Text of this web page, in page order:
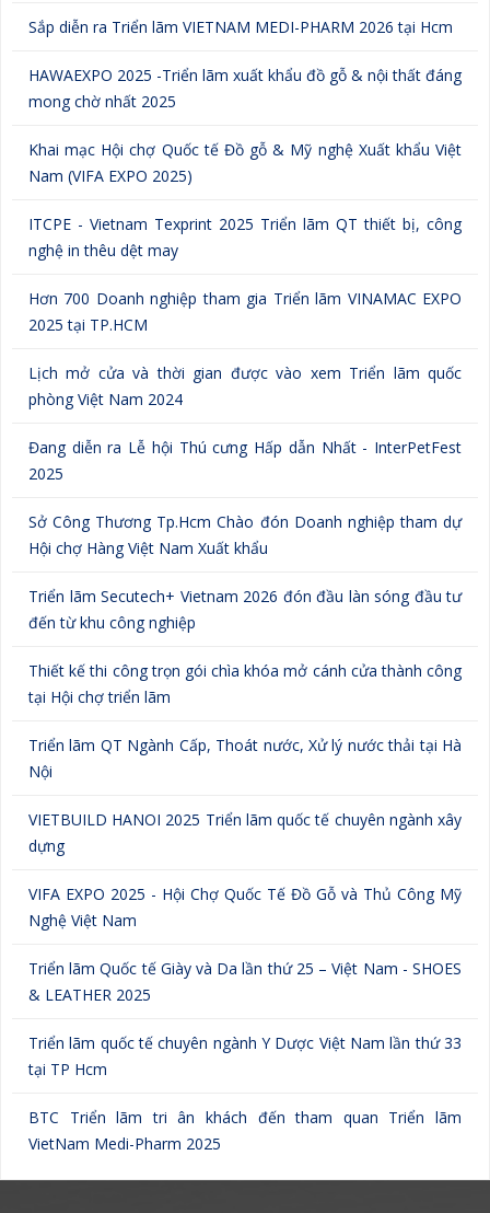
Sắp diễn ra Triển lãm VIETNAM MEDI-PHARM 2026 tại Hcm
HAWAEXPO 2025 -Triển lãm xuất khẩu đồ gỗ & nội thất đáng
mong chờ nhất 2025
Khai mạc Hội chợ Quốc tế Đồ gỗ & Mỹ nghệ Xuất khẩu Việt
Nam (VIFA EXPO 2025)
ITCPE - Vietnam Texprint 2025 Triển lãm QT thiết bị, công
nghệ in thêu dệt may
Hơn 700 Doanh nghiệp tham gia Triển lãm VINAMAC EXPO
2025 tại TP.HCM
Lịch mở cửa và thời gian được vào xem Triển lãm quốc
phòng Việt Nam 2024
Đang diễn ra Lễ hội Thú cưng Hấp dẫn Nhất - InterPetFest
2025
Sở Công Thương Tp.Hcm Chào đón Doanh nghiệp tham dự
Hội chợ Hàng Việt Nam Xuất khẩu
Triển lãm Secutech+ Vietnam 2026 đón đầu làn sóng đầu tư
đến từ khu công nghiệp
Thiết kế thi công trọn gói chìa khóa mở cánh cửa thành công
tại Hội chợ triển lãm
Triển lãm QT Ngành Cấp, Thoát nước, Xử lý nước thải tại Hà
Nội
VIETBUILD HANOI 2025 Triển lãm quốc tế chuyên ngành xây
dựng
VIFA EXPO 2025 - Hội Chợ Quốc Tế Đồ Gỗ và Thủ Công Mỹ
Nghệ Việt Nam
Triển lãm Quốc tế Giày và Da lần thứ 25 – Việt Nam - SHOES
& LEATHER 2025
Triển lãm quốc tế chuyên ngành Y Dược Việt Nam lần thứ 33
tại TP Hcm
BTC Triển lãm tri ân khách đến tham quan Triển lãm
VietNam Medi-Pharm 2025